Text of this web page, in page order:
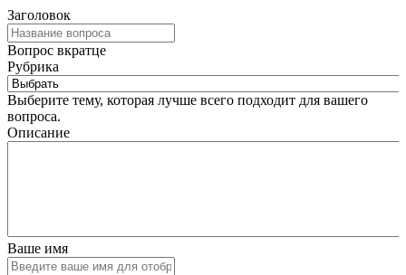
Заголовок
Вопрос вкратце
Рубрика
Выберите тему, которая лучше всего подходит для вашего
вопроса.
Описание
Ваше имя